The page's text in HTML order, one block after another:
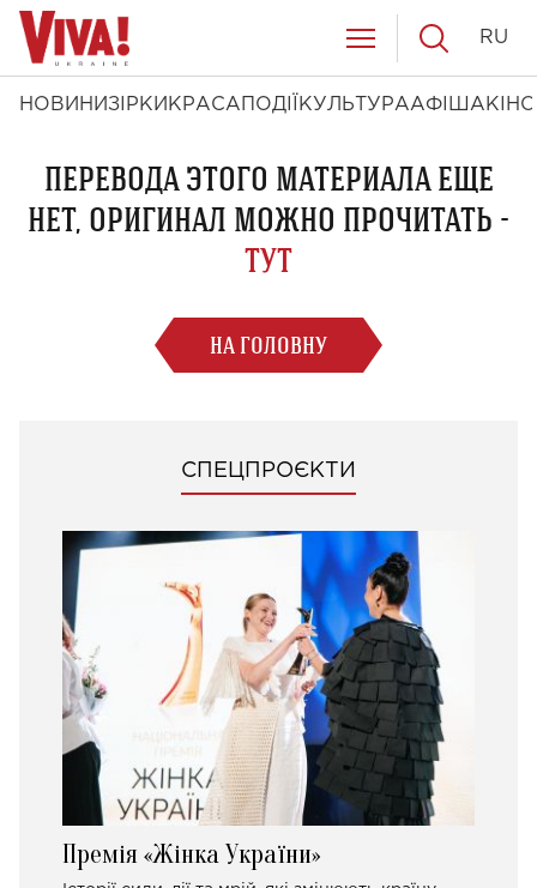
НОВИНИ ЗІРКИ КРАСА ПОДІЇ КУЛЬТУРААФІША КІНО
RU
ПЕРЕВОДА ЭТОГО МАТЕРИАЛА ЕЩЕ
НЕТ, ОРИГИНАЛ МОЖНО ПРОЧИТАТЬ -
ТУТ
НА ГОЛОВНУ
СПЕЦПРОЄКТИ
Премія «Жінка України»